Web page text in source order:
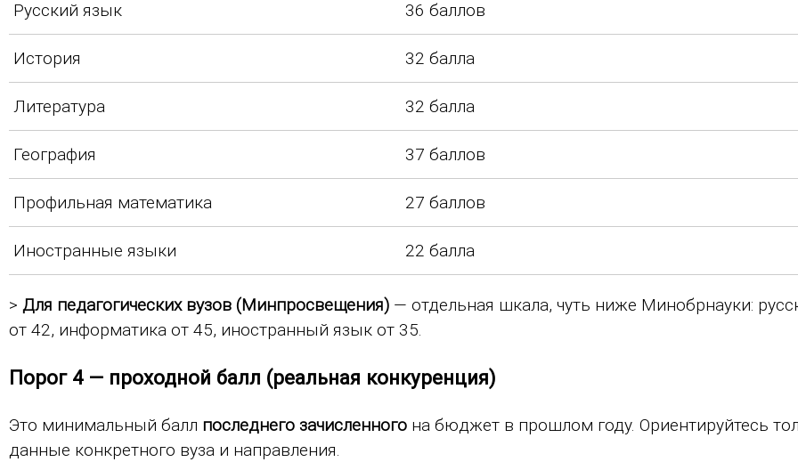
Русский язык 36 баллов
История 32 балла
Литература 32 балла
География 37 баллов
Профильная математика 27 баллов
Иностранные языки 22 балла
> Для педагогических вузов (Минпросвещения) — отдельная шкала, чуть ниже Минобрнауки:
от 42, информатика от 45, иностранный язык от 35.
Порог 4 — проходной балл (реальная конкуренция)
Это минимальный балл последнего зачисленного на бюджет в прошлом году. Ориентируйтесь
данные конкретного вуза и направления.